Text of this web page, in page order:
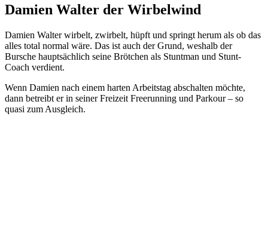
Damien Walter der Wirbelwind
Damien Walter wirbelt, zwirbelt, hüpft und springt herum als ob das
alles total normal wäre. Das ist auch der Grund, weshalb der
Bursche hauptsächlich seine Brötchen als Stuntman und Stunt-
Coach verdient.
Wenn Damien nach einem harten Arbeitstag abschalten möchte,
dann betreibt er in seiner Freizeit Freerunning und Parkour – so
quasi zum Ausgleich.